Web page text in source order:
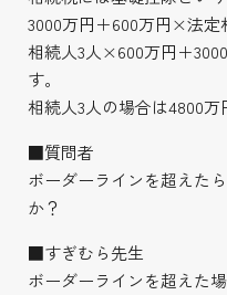
3000万円＋600万円×法定
相続人3人×600万円＋
す。
相続人3人の場合は4800万
■質問者
ボーダーラインを超えた
か？
■すぎむら先生
ボーダーラインを超えた場